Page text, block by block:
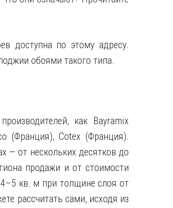
доступна по этому адресу.
обоями такого типа.
как Bayramix
(Франция), Cotex (Франция).
— от нескольких десятков до
продажи и от стоимости
кв. м при толщине слоя от
рассчитать сами, исходя из